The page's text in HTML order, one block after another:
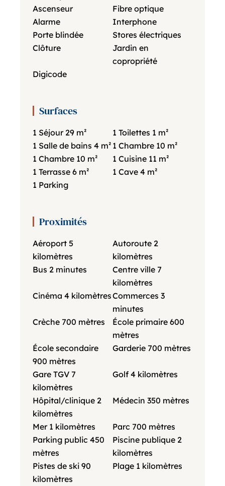
Ascenseur
Fibre optique
Alarme
Interphone
Porte blindée
Stores électriques
Clôture
Jardin en
copropriété
Digicode
Surfaces
1 Séjour 29 m² 1 Toilettes 1 m²
1 Salle de bains 4 m² 1 Chambre 10 m²
1 Chambre 10 m² 1 Cuisine 11 m²
1 Terrasse 6 m² 1 Cave 4 m²
1 Parking
Proximités
Aéroport 5
kilomètres
Autoroute 2
kilomètres
Bus 2 minutes Centre ville 7
kilomètres
Cinéma 4 kilomètresCommerces 3
minutes
Crèche 700 mètres École primaire 600
mètres
École secondaire
900 mètres
Garderie 700 mètres
Gare TGV 7
kilomètres
Golf 4 kilomètres
Hôpital/clinique 2
kilomètres
Médecin 350 mètres
Mer 1 kilomètres Parc 700 mètres
Parking public 450
mètres
Piscine publique 2
kilomètres
Pistes de ski 90
kilomètres
Plage 1 kilomètres